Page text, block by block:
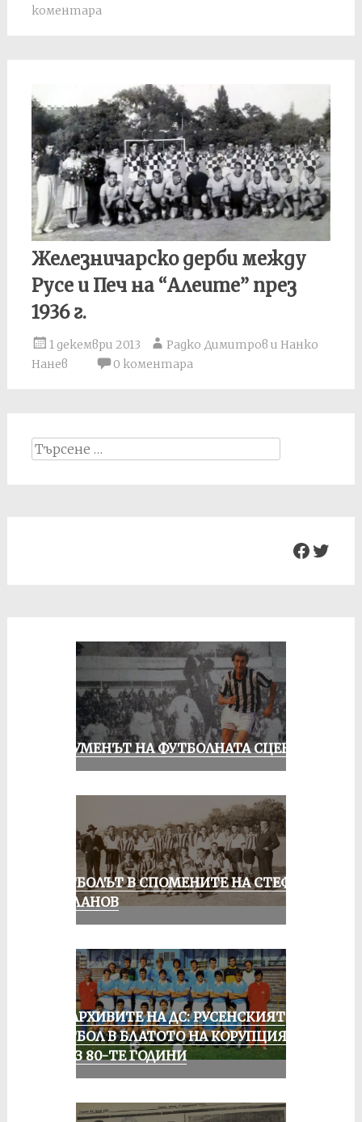
коментара
Железничарско дерби между
Русе и Печ на “Алеите” през
1936 г.
1 декември 2013
Радко Димитров и Нанко
Нанев
0 коментара
Search
ШОУМЕНЪТ НА ФУТБОЛНАТА СЦЕНА
ФУТБОЛЪТ В СПОМЕНИТЕ НА СТЕФАН
МИЛАНОВ
ИЗ АРХИВИТЕ НА ДС: РУСЕНСКИЯТ
ФУТБОЛ В БЛАТОТО НА КОРУПЦИЯТА
ПРЕЗ 80-ТЕ ГОДИНИ